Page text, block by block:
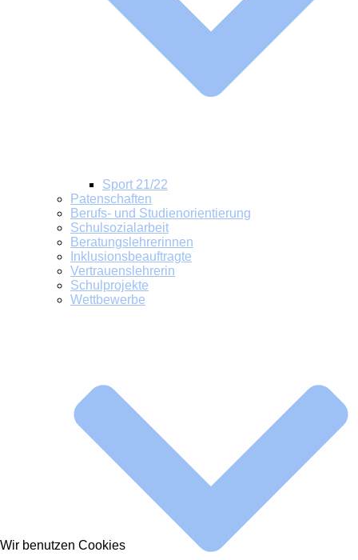
Sport 21/22
Patenschaften
Berufs- und Studienorientierung
Schulsozialarbeit
Beratungslehrerinnen
Inklusionsbeauftragte
Vertrauenslehrerin
Schulprojekte
Wettbewerbe
Wir benutzen Cookies